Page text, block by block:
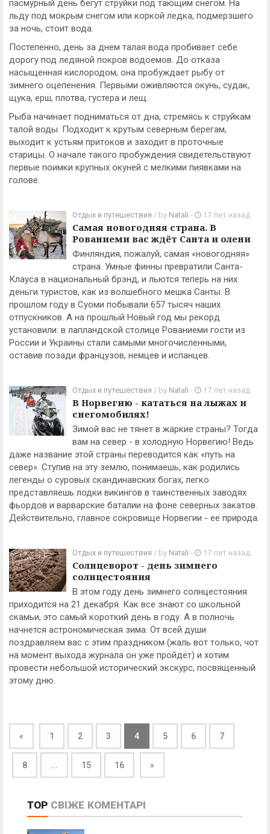
пасмурный день бегут струйки под тающим снегом. На
льду под мокрым снегом или коркой ледка, подмерзшего
за ночь, стоит вода.
Постепенно, день за днем талая вода пробивает себе
дорогу под ледяной покров водоемов. До отказа
насыщенная кислородом, она пробуждает рыбу от
зимнего оцепенения. Первыми оживляются окунь, судак,
щука, ерш, плотва, густера и лещ.
Рыба начинает подниматься от дна, стремясь к струйкам
талой воды. Подходит к крутым северным берегам,
выходит к устьям притоков и заходит в проточные
старицы. О начале такого пробуждения свидетельствуют
первые поимки крупных окуней с мелкими пиявками на
голове.
Отдых и путешествия / by Natali - 17 лет назад
Самая новогодняя страна. В
Рованиеми вас ждёт Санта и олени
Финляндия, пожалуй, самая «новогодняя»
страна. Умные финны превратили Санта-
Клауса в национальный брэнд, и льются теперь на них
деньги туристов, как из волшебного мешка Санты. В
прошлом году в Суоми побывали 657 тысяч наших
отпускников. А на прошлый Новый год мы рекорд
установили: в лапландской столице Рованиеми гости из
России и Украины стали самыми многочисленными,
оставив позади французов, немцев и испанцев.
Отдых и путешествия / by Natali - 17 лет назад
В Норвегию - кататься на лыжах и
снегомобилях!
Зимой вас не тянет в жаркие страны? Тогда
вам на север - в холодную Норвегию! Ведь
даже название этой страны переводится как «путь на
север». Ступив на эту землю, понимаешь, как родились
легенды о суровых скандинавских богах, легко
представляешь лодки викингов в таинственных заводях
фьордов и варварские баталии на фоне северных закатов.
Действительно, главное сокровище Норвегии - ее природа.
Отдых и путешествия / by Natali - 17 лет назад
Солнцеворот - день зимнего
солнцестояния
В этом году день зимнего солнцестояния
приходится на 21 декабря. Как все знают со школьной
скамьи, это самый короткий день в году. А в полночь
начнется астрономическая зима. От всей души
поздравляем вас с этим праздником (жаль вот только, чот
на момент выхода журнала он уже пройдёт) и хотим
провести небольшой исторический экскурс, посвященный
этому дню.
« 1 2 3 4 5 6 7
8 ... 15 16 »
TOP СВІЖЕ КОМЕНТАРІ